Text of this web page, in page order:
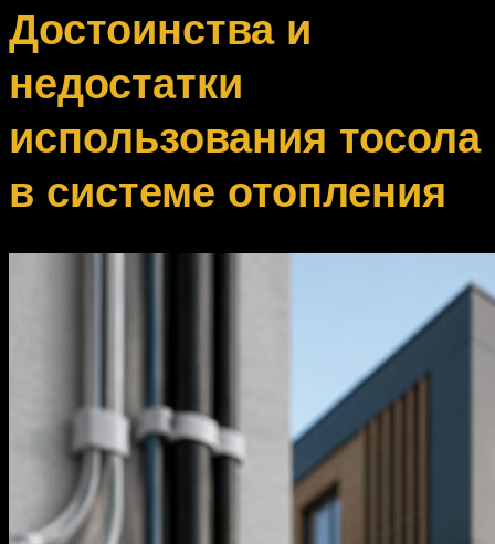
Достоинства и
недостатки
использования тосола
в системе отопления